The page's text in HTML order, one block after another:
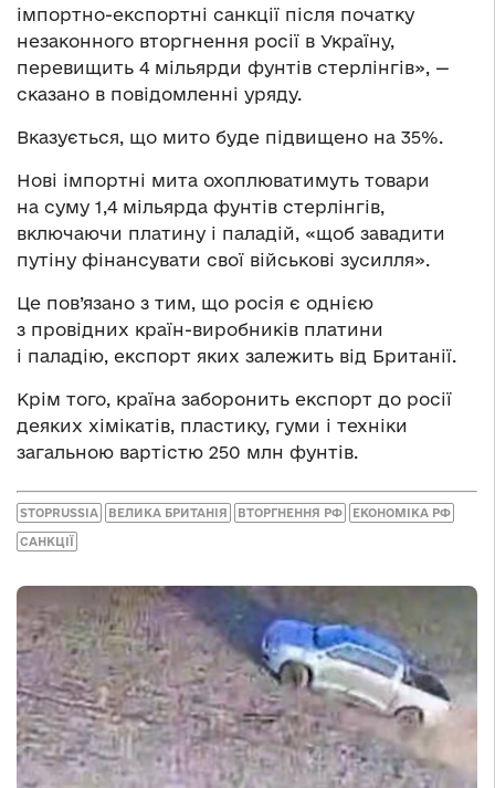
імпортно-експортні санкції після початку
незаконного вторгнення росії в Україну,
перевищить 4 мільярди фунтів стерлінгів», —
сказано в повідомленні уряду.
Вказується, що мито буде підвищено на 35%.
Нові імпортні мита охоплюватимуть товари
на суму 1,4 мільярда фунтів стерлінгів,
включаючи платину і паладій, «щоб завадити
путіну фінансувати свої військові зусилля».
Це пов’язано з тим, що росія є однією
з провідних країн-виробників платини
і паладію, експорт яких залежить від Британії.
Крім того, країна заборонить експорт до росії
деяких хімікатів, пластику, гуми і техніки
загальною вартістю 250 млн фунтів.
STOPRUSSIA ВЕЛИКА БРИТАНІЯ ВТОРГНЕННЯ РФ ЕКОНОМІКА РФ
САНКЦІЇ